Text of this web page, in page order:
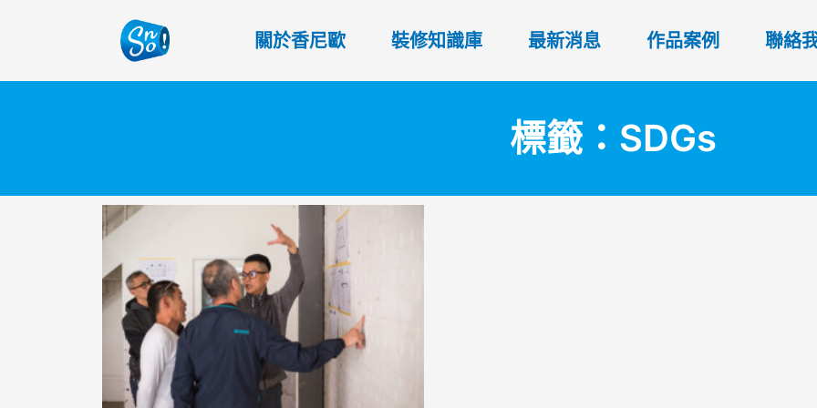
關於香尼歐 裝修知識庫 最新消息 作品案例 聯絡
標籤：SDGs